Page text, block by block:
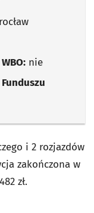
nie
i 2 rozjazdów
zakończona w
zł.